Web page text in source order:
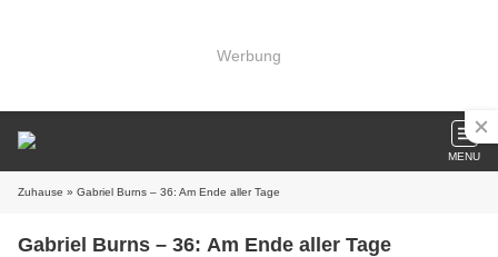
Werbung
MENU
Zuhause » Gabriel Burns – 36: Am Ende aller Tage
Gabriel Burns – 36: Am Ende aller Tage